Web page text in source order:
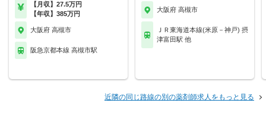
【月収】27.5万円
【年収】385万円
大阪府 高槻市
阪急京都本線 高槻市駅
大阪府 高槻市
ＪＲ東海道本線(米原－神戸) 摂
津富田駅 他
近隣の同じ路線の別の薬剤師求人をもっと見る